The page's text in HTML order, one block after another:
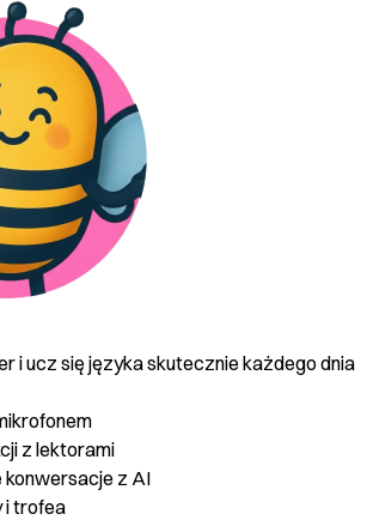
i ucz się języka skutecznie każdego dnia
z lektorami
konwersacje z AI
i trofea